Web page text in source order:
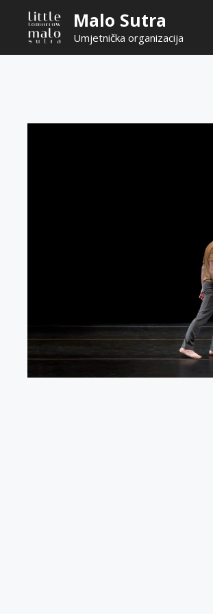
Malo Sutra
Umjetnička organizacija